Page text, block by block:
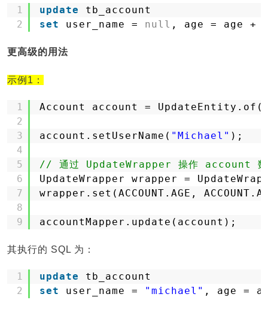
1
2
update
tb_account
set
user_name = null , age = age +
更高级的用法
示例1：
1
2
3
4
5
6
7
8
9
Account account =
account.setUserName( "Michael" );
// 通过 UpdateWrapper 操作 account 数
UpdateWrapper wrapper =
wrapper.set(ACCOUNT.AGE,
accountMapper.update(account);
其执行的 SQL 为：
1
2
update
tb_account
set
user_name = "michael" , age =